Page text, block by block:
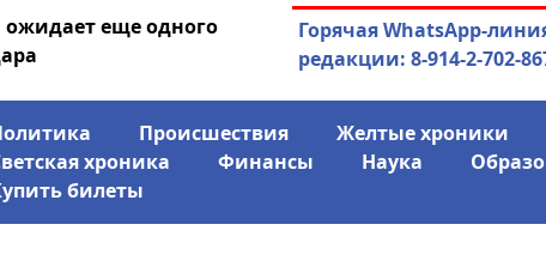
еще одного
04.08.2026Маринычев у
Горячая WhatsApp-
редакции: 8-914-2-702-
Происшествия Желтые хроники
хроника
Финансы Наука
билеты